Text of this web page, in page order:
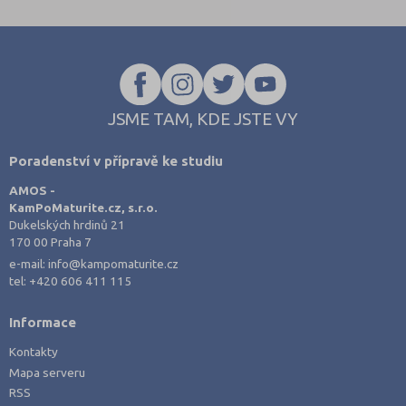
JSME TAM, KDE JSTE VY
Poradenství v přípravě ke studiu
AMOS -
KamPoMaturite.cz, s.r.o.
Dukelských hrdinů 21
170 00 Praha 7
e-mail:info@kampomaturite.cz
tel: +420 606 411 115
Informace
Kontakty
Mapa serveru
RSS